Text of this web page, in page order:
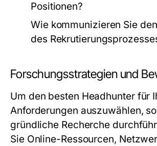
Positionen?
Wie kommunizieren Sie
des
Forschungsstrategien und
Um den besten Headhunter für
Anforderungen auszuwählen,
gründliche Recherche
Sie Online-Ressourcen,